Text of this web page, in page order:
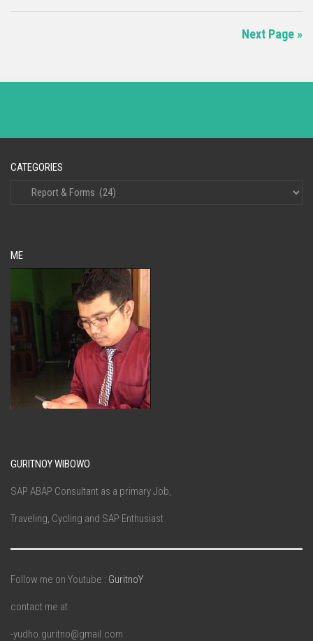
Next Page »
CATEGORIES
ME
GURITNOY WIBOWO
SAP ABAP Consultant as a primary Job,
Traveling, Cycling and SAP Enthusiast
Follow me on Youtube : GuritnoY
contact me at
-yudho.guritno@gmail.com